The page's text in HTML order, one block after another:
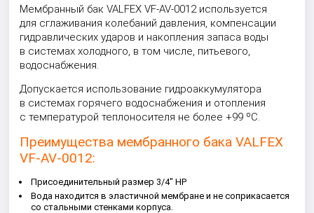
Мембранный бак VALFEX VF-AV-0012 используется
для сглаживания колебаний давления, компенсации
гидравлических ударов и накопления запаса воды
в системах холодного, в том числе, питьевого,
водоснабжения.
Допускается использование гидроаккумулятора
в системах горячего водоснабжения и отопления
с температурой теплоносителя не более +99 ºС.
Преимущества мембранного бака VALFEX
VF-AV-0012:
Присоединительный размер 3/4" HP
Вода находится в эластичной мембране и не соприкасается
со стальными стенками корпуса.